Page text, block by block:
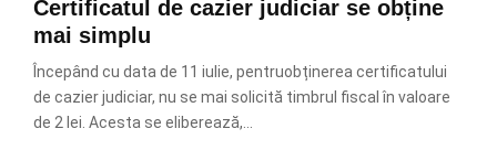
Certificatul de cazier judiciar se obține
mai simplu
Începând cu data de 11 iulie, pentruobținerea certificatului
de cazier judiciar, nu se mai solicită timbrul fiscal în valoare
de 2 lei. Acesta se eliberează,...